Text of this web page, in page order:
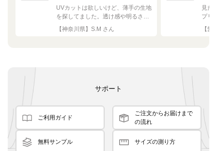
UVカットは欲しいけど、薄手の生地
を探してました。透け感や明るさも
ちょうど良く思った通りで満足で
す。
【神奈川県】S.M さん
見た
プリ
れい
【愛
サポート
ご利用ガイド
ご注文からお届けまで
の流れ
無料サンプル サイズの測り方